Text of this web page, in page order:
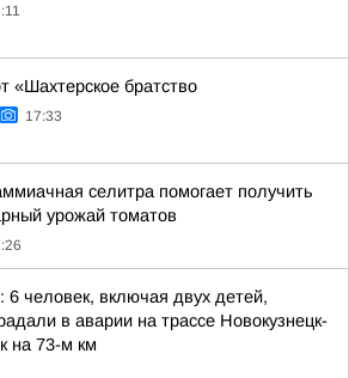
«Шахтерское братство
17:33
селитра помогает получить
урожай томатов
человек, включая двух детей,
в аварии на трассе Новокузнецк-
на 73-м км